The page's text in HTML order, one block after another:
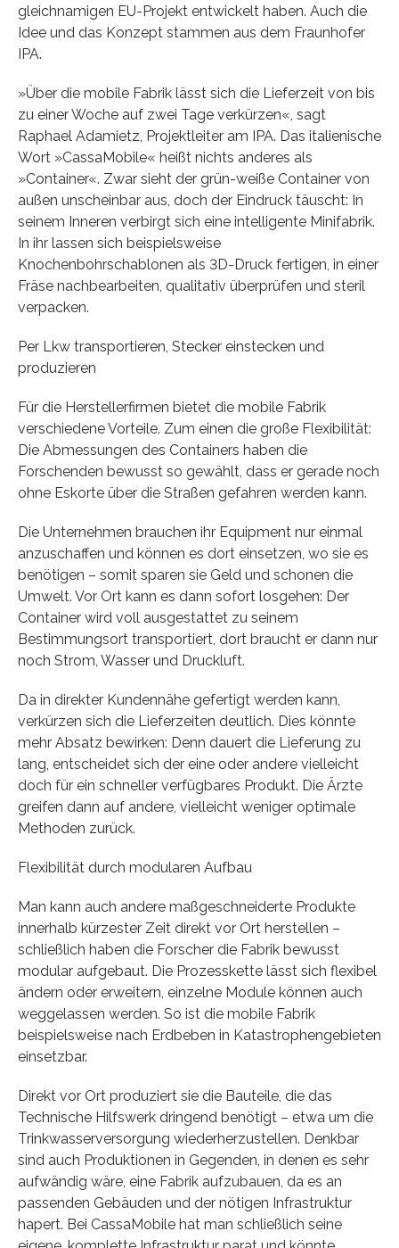
gleichnamigen EU-Projekt entwickelt haben. Auch die
Idee und das Konzept stammen aus dem Fraunhofer
IPA.
»Über die mobile Fabrik lässt sich die Lieferzeit von bis
zu einer Woche auf zwei Tage verkürzen«, sagt
Raphael Adamietz, Projektleiter am IPA. Das italienische
Wort »CassaMobile« heißt nichts anderes als
»Container«. Zwar sieht der grün-weiße Container von
außen unscheinbar aus, doch der Eindruck täuscht: In
seinem Inneren verbirgt sich eine intelligente Minifabrik.
In ihr lassen sich beispielsweise
Knochenbohrschablonen als 3D-Druck fertigen, in einer
Fräse nachbearbeiten, qualitativ überprüfen und steril
verpacken.
Per Lkw transportieren, Stecker einstecken und
produzieren
Für die Herstellerfirmen bietet die mobile Fabrik
verschiedene Vorteile. Zum einen die große Flexibilität:
Die Abmessungen des Containers haben die
Forschenden bewusst so gewählt, dass er gerade noch
ohne Eskorte über die Straßen gefahren werden kann.
Die Unternehmen brauchen ihr Equipment nur einmal
anzuschaffen und können es dort einsetzen, wo sie es
benötigen – somit sparen sie Geld und schonen die
Umwelt. Vor Ort kann es dann sofort losgehen: Der
Container wird voll ausgestattet zu seinem
Bestimmungsort transportiert, dort braucht er dann nur
noch Strom, Wasser und Druckluft.
Da in direkter Kundennähe gefertigt werden kann,
verkürzen sich die Lieferzeiten deutlich. Dies könnte
mehr Absatz bewirken: Denn dauert die Lieferung zu
lang, entscheidet sich der eine oder andere vielleicht
doch für ein schneller verfügbares Produkt. Die Ärzte
greifen dann auf andere, vielleicht weniger optimale
Methoden zurück.
Flexibilität durch modularen Aufbau
Man kann auch andere maßgeschneiderte Produkte
innerhalb kürzester Zeit direkt vor Ort herstellen –
schließlich haben die Forscher die Fabrik bewusst
modular aufgebaut. Die Prozesskette lässt sich flexibel
ändern oder erweitern, einzelne Module können auch
weggelassen werden. So ist die mobile Fabrik
beispielsweise nach Erdbeben in Katastrophengebieten
einsetzbar.
Direkt vor Ort produziert sie die Bauteile, die das
Technische Hilfswerk dringend benötigt – etwa um die
Trinkwasserversorgung wiederherzustellen. Denkbar
sind auch Produktionen in Gegenden, in denen es sehr
aufwändig wäre, eine Fabrik aufzubauen, da es an
passenden Gebäuden und der nötigen Infrastruktur
hapert. Bei CassaMobile hat man schließlich seine